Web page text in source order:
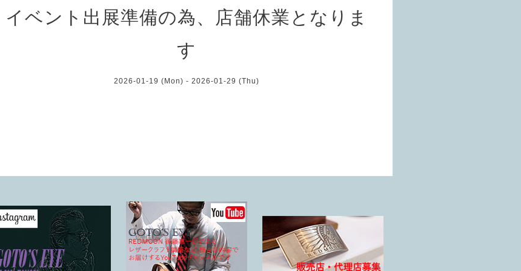
イベント出展準備の為、店舗休業となりま
す
2026-01-19 (Mon) - 2026-01-29 (Thu)